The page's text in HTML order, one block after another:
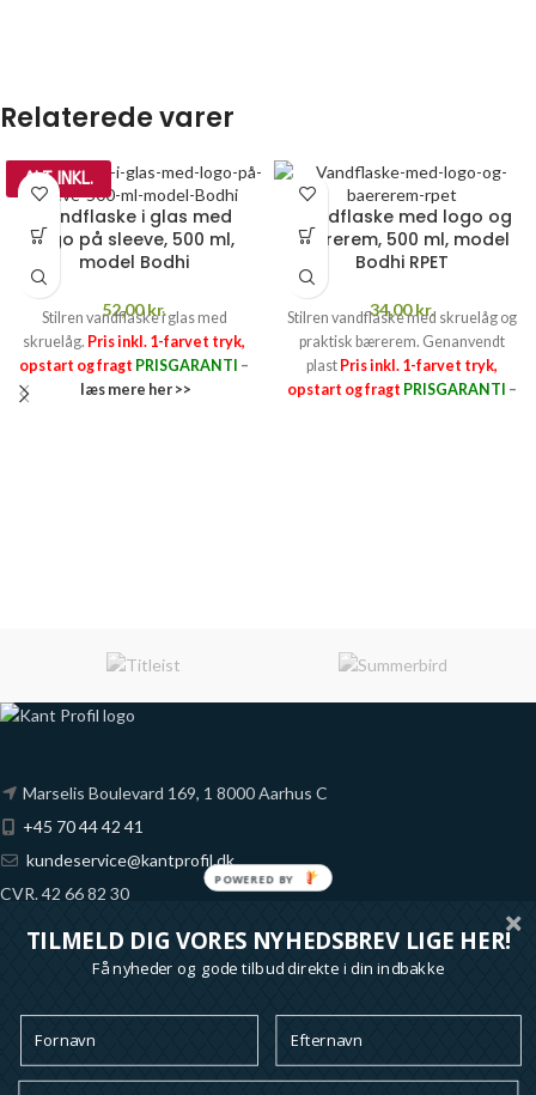
Relaterede varer
ALT INKL.
Vandflaske i glas med
logo på sleeve, 500 ml,
model Bodhi
52,00kr.
Stilren vandflaske i glas med
skruelåg. Pris inkl. 1-farvet tryk,
opstart og fragt PRISGARANTI –
læs mere her >>
Vandflaske med logo og
bærerem, 500 ml, model
Bodhi RPET
34,00kr.
Stilren vandflaske med skruelåg og
praktisk bærerem. Genanvendt
plast Pris inkl. 1-farvet tryk,
opstart og fragt PRISGARANTI –
Marselis Boulevard 169, 1 8000 Aarhus C
+45 70 44 42 41
kundeservice@kantprofil.dk
CVR. 42 66 82 30
Reg. 6851 Konto 1065689
Ofte stillede spørgsmål
Handelsbetingelser
TILMELD DIG VORES NYHEDSBREV LIGE HER!
Få nyheder og gode tilbud direkte i din indbakke
POWERED BY